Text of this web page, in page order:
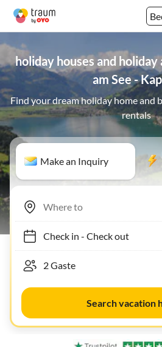
holiday houses and
am See -
Find your dream holiday home and
rentals
Make an Inquiry
Check in- Check out
Search vacation